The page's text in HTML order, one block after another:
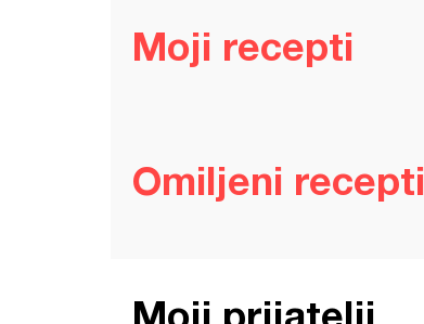
Moji recepti
Omiljeni recepti